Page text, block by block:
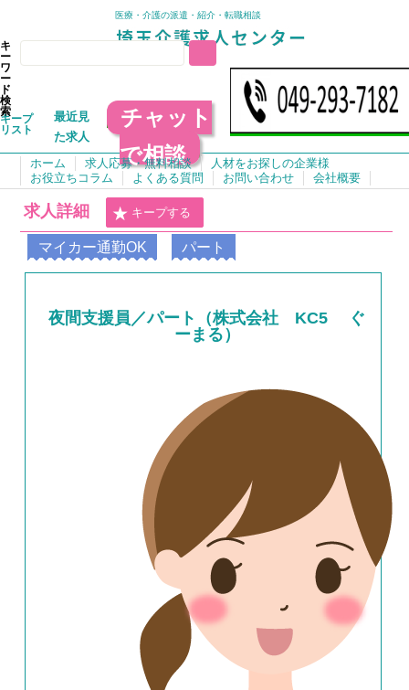
医療・介護の派遣・紹介・転職相談
キ
ー
ワ
ー
ド
検
索
キープ
リスト
最近見
た求人
チャット
で相談
ホーム 求人応募・無料相談
人材をお探しの企業様
お役立ちコラム
よくある質問 お問い合わせ 会社概要
求人詳細 キープする
マイカー通勤OK パート
夜間支援員／パート（株式会社 KC5 ぐ
ーまる）